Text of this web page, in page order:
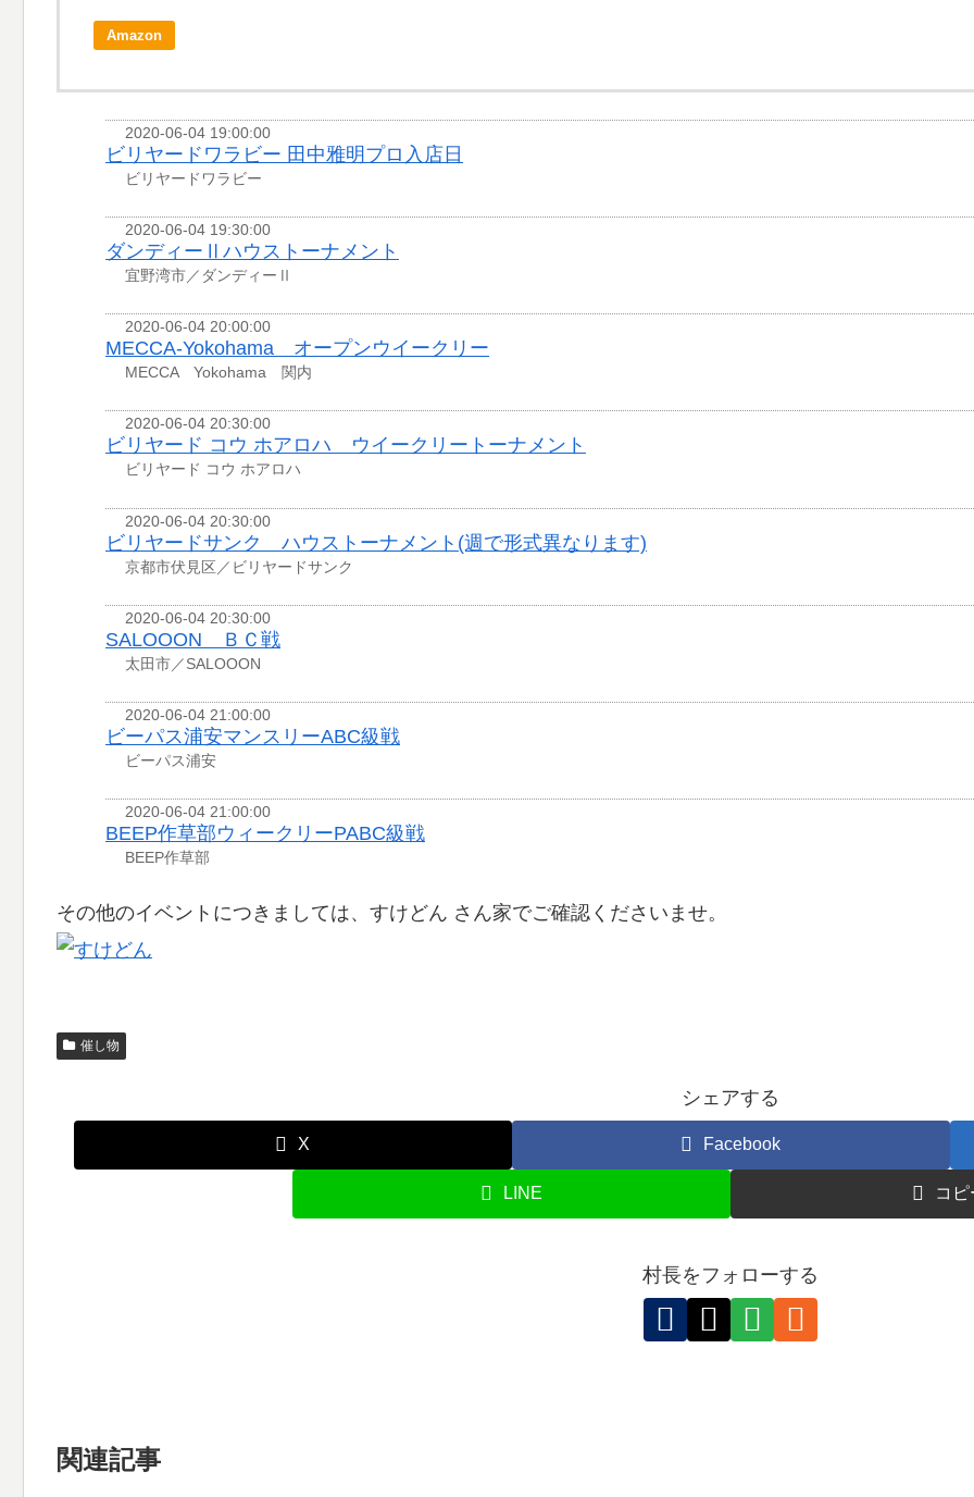
Amazon
2020-06-04 19:00:00
ビリヤードワラビー 田中雅明プロ入店日
ビリヤードワラビー
2020-06-04 19:30:00
ダンディーⅡハウストーナメント
宜野湾市／ダンディーⅡ
2020-06-04 20:00:00
MECCA-Yokohama オープンウイークリー
MECCA Yokohama 関内
2020-06-04 20:30:00
ビリヤード コウ ホアロハ ウイークリートーナメント
ビリヤード コウ ホアロハ
2020-06-04 20:30:00
ビリヤードサンク ハウストーナメント(週で形式異なります)
京都市伏見区／ビリヤードサンク
2020-06-04 20:30:00
SALOOON ＢＣ戦
太田市／SALOOON
2020-06-04 21:00:00
ビーパス浦安マンスリーABC級戦
ビーパス浦安
2020-06-04 21:00:00
BEEP作草部ウィークリーPABC級戦
BEEP作草部
その他のイベントにつきましては、すけどん さん家でご確認くださいませ。
催し物
シェアする
X Facebook
LINE コピ
村長をフォローする
関連記事